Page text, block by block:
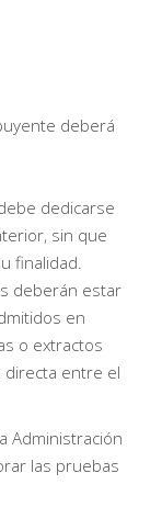
deberá
dedicarse
sin que
finalidad.
deberán estar
en
o extractos
directa entre el
Administración
las pruebas